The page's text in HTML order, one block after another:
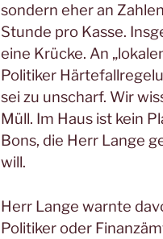
sondern eher an
Stunde pro Kasse.
eine Krücke. An
Politiker
sei zu unscharf. Wir
Müll. Im Haus ist kein
Bons, die Herr Lange
will.
Herr Lange warnte
Politiker oder